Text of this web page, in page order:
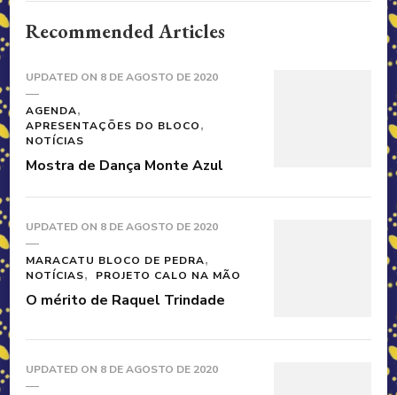
Recommended Articles
UPDATED ON 8 DE AGOSTO DE 2020
AGENDA
APRESENTAÇÕES DO BLOCO
NOTÍCIAS
Mostra de Dança Monte Azul
UPDATED ON 8 DE AGOSTO DE 2020
MARACATU BLOCO DE PEDRA
NOTÍCIAS
PROJETO CALO NA MÃO
O mérito de Raquel Trindade
UPDATED ON 8 DE AGOSTO DE 2020